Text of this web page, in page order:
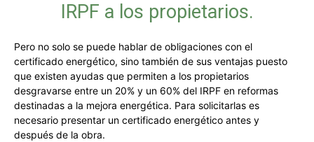
IRPF a los propietarios.
Pero no solo se puede hablar de obligaciones con el
certificado energético, sino también de sus ventajas puesto
que existen ayudas que permiten a los propietarios
desgravarse entre un 20% y un 60% del IRPF en reformas
destinadas a la mejora energética. Para solicitarlas es
necesario presentar un certificado energético antes y
después de la obra.